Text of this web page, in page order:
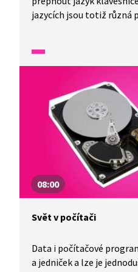
jazycích jsou totiž různá
správné písmeno podle
08:00
Svět v počítači
Data i počítačové
a jedniček a lze je